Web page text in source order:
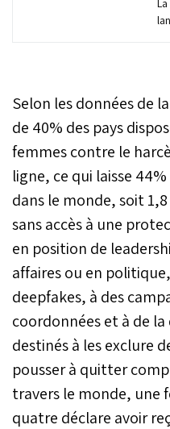
Selon les données de
de 40% des pays
femmes contre le
ligne, ce qui laisse
dans le monde, soit
sans accès à une
en position de
affaires ou en
deepfakes, à des
coordonnées et à de
destinés à les exclure
pousser à quitter
travers le monde, une
quatre déclare avoir